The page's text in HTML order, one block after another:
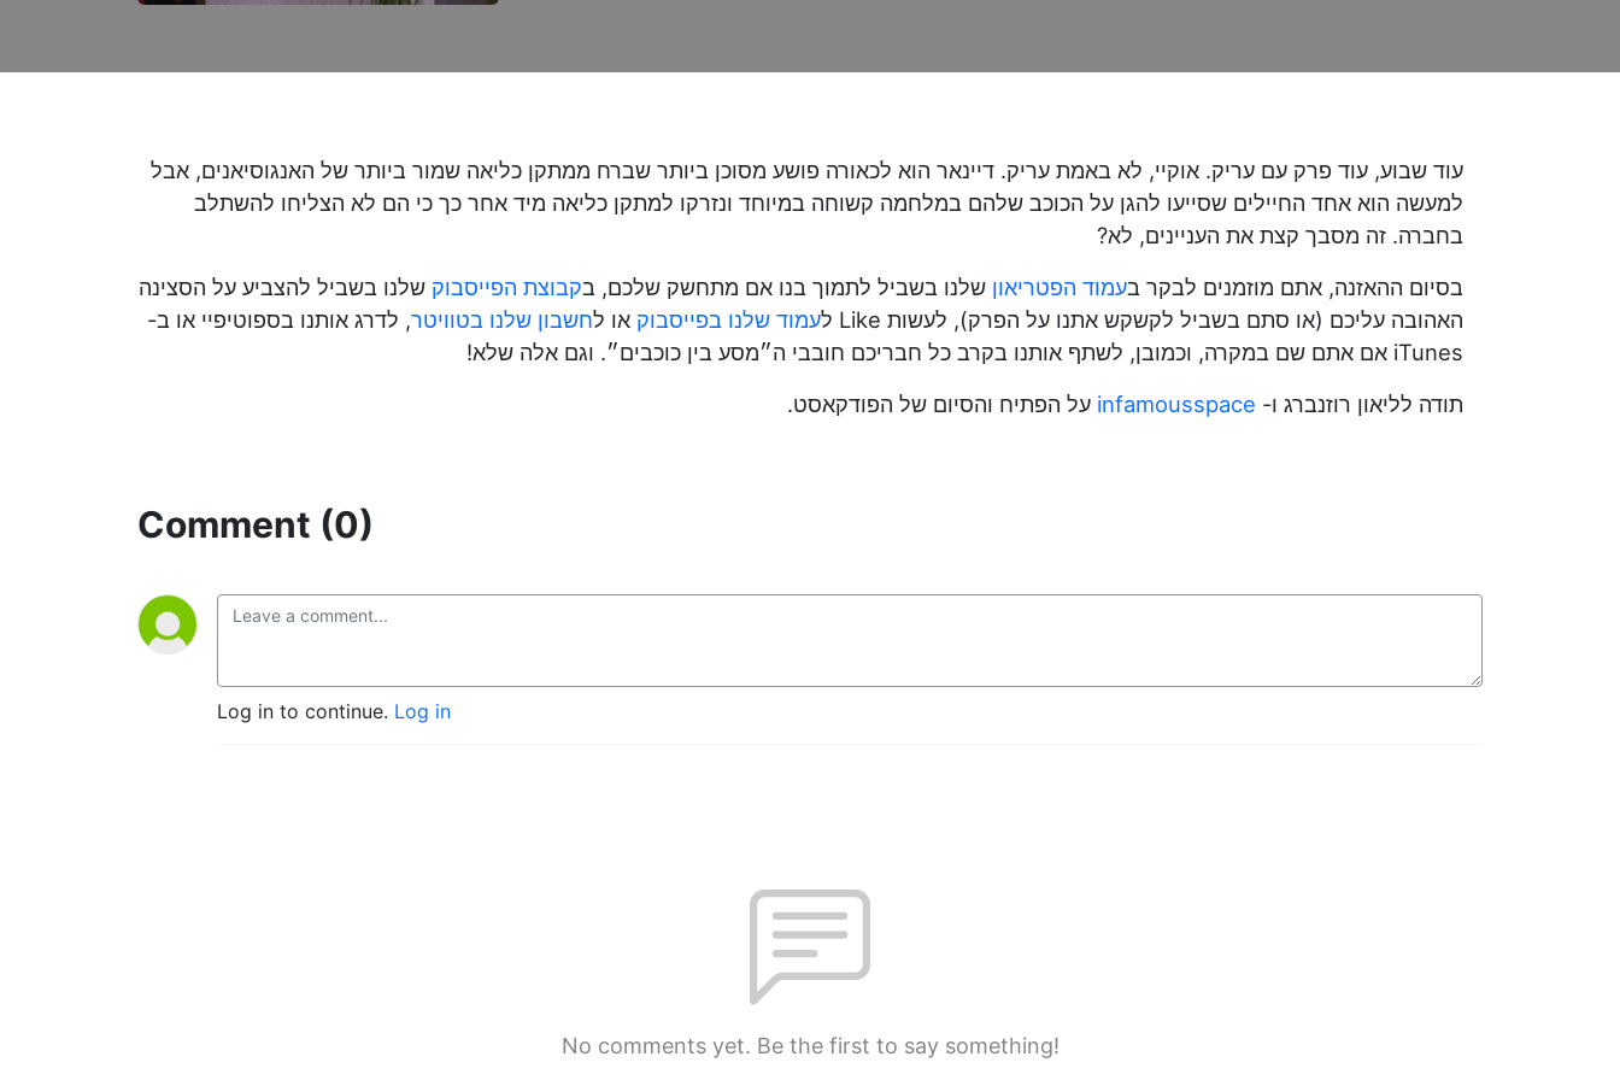
עוד שבוע, עוד פרק עם עריק. אוקיי, לא באמת עריק. דיינאר הוא לכאורה פושע מסוכן ביותר שברח ממתקן כליאה שמור ביותר של האנגוסיאנים, אבל
למעשה הוא אחד החיילים שסייעו להגן על הכוכב שלהם במלחמה קשוחה במיוחד ונזרקו למתקן כליאה מיד אחר כך כי הם לא הצליחו להשתלב
בחברה. זה מסבך קצת את העניינים, לא?
בסיום ההאזנה, אתם מוזמנים לבקר בעמוד הפטריאון שלנו בשביל לתמוך בנו אם מתחשק שלכם, בקבוצת הפייסבוק שלנו בשביל להצביע על הסצינה
האהובה עליכם (או סתם בשביל לקשקש אתנו על הפרק), לעשות Like ל
עמוד שלנו בפייסבוק או לחשבון שלנו בטוויטר, לדרג אותנו בספוטיפיי או ב-
iTunes אם אתם שם במקרה, וכמובן, לשתף אותנו בקרב כל חבריכם חובבי ה״מסע בין כוכבים״. וגם אלה שלא!
תודה לליאון רוזנברג ו- infamousspace על הפתיח והסיום של הפודקאסט.
Comment (0)
Log in to continue. Log in
No comments yet. Be the first to say something!